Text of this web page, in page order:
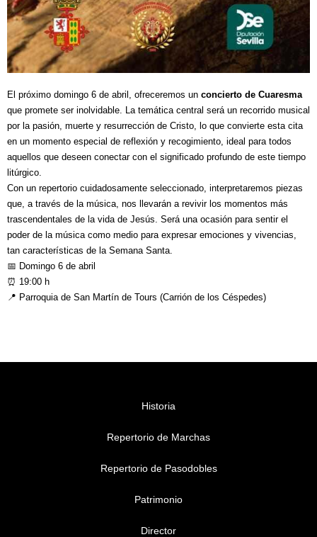
El próximo domingo 6 de abril, ofreceremos un concierto de Cuaresma
que promete ser inolvidable. La temática central será un recorrido musical
por la pasión, muerte y resurrección de Cristo, lo que convierte esta cita
en un momento especial de reflexión y recogimiento, ideal para todos
aquellos que deseen conectar con el significado profundo de este tiempo
litúrgico.
Con un repertorio cuidadosamente seleccionado, interpretaremos piezas
que, a través de la música, nos llevarán a revivir los momentos más
trascendentales de la vida de Jesús. Será una ocasión para sentir el
poder de la música como medio para expresar emociones y vivencias,
tan características de la Semana Santa.
📅 Domingo 6 de abril
⏰ 19:00 h
📍 Parroquia de San Martín de Tours (Carrión de los Céspedes)
Historia
Repertorio de Marchas
Repertorio de Pasodobles
Patrimonio
Director